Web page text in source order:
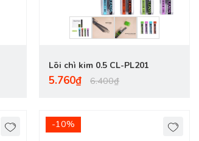
Lõi chì kim 0.5 CL-PL201
5.760₫ 6.400₫
-10%